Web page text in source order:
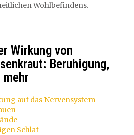
Wohlbefindens.
Wirkung von
Beruhigung,
mehr
auf das Nervensystem
Schlaf